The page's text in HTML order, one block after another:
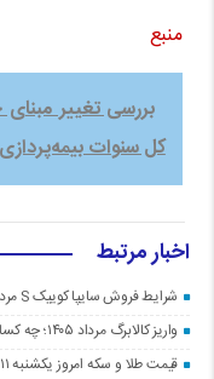
منبع
بررسی تغییر
کل سنوات بیمه‌پردازی
اخبار مرتبط
شرایط فروش سایپا کوییک S مرداد ۱۴۰۵ اعلام شد
واریز کالابرگ مرداد ۱۴۰۵؛ چه کسانی اعتبار دریافت نمی‌کنند؟
قیمت طلا و سکه امروز یکشنبه ۱۱ مرداد ۱۴۰۵